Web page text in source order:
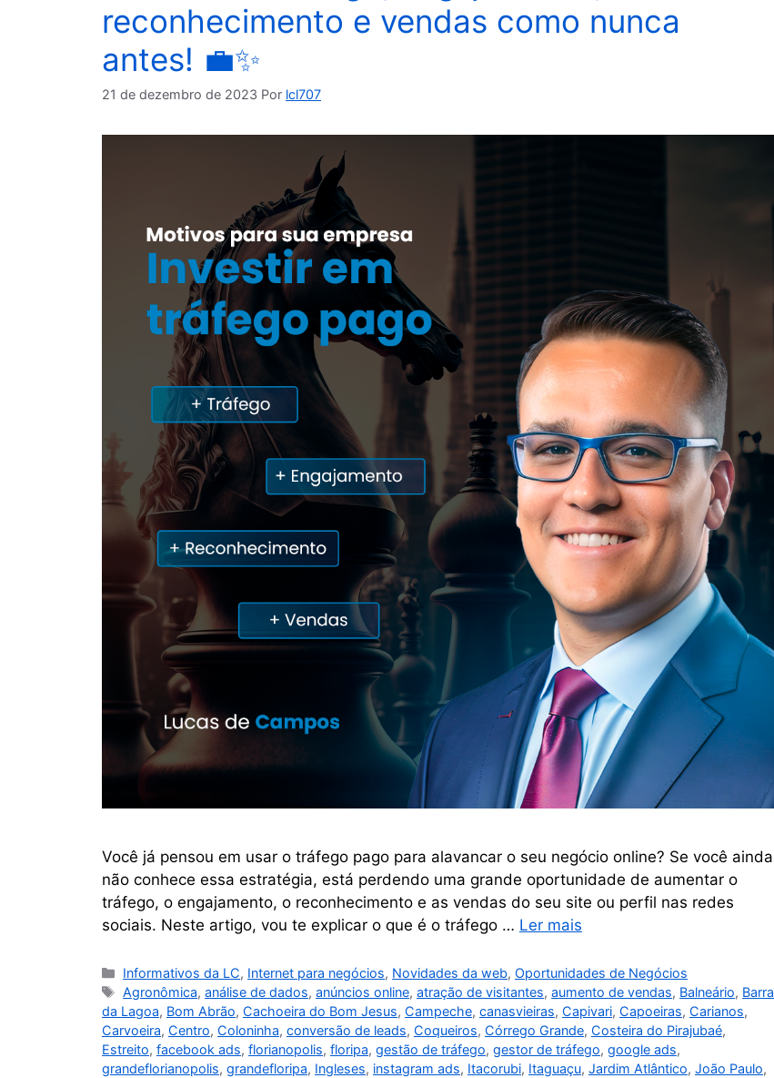
reconhecimento e vendas como nunca
antes! 💼✨
21 de dezembro de 2023 Por lcl707
Você já pensou em usar o tráfego pago para alavancar o seu negócio online? Se você ainda
não conhece essa estratégia, está perdendo uma grande oportunidade de aumentar o
tráfego, o engajamento, o reconhecimento e as vendas do seu site ou perfil nas redes
sociais. Neste artigo, vou te explicar o que é o tráfego … Ler mais
Informativos da LC, Internet para negócios, Novidades da web, Oportunidades de Negócios
Agronômica,análise de dados,anúncios online,atração de visitantes,aumento de vendas, Balneário, Barra
da Lagoa, Bom Abrão, Cachoeira do Bom Jesus, Campeche, canasvieiras, Capivari, Capoeiras, Carianos,
Carvoeira, Centro, Coloninha, conversão de leads, Coqueiros, Córrego Grande, Costeira do Pirajubaé,
Estreito, facebook ads, florianopolis, floripa, gestão de tráfego, gestor de tráfego, google ads,
grandeflorianopolis, grandefloripa, Ingleses, instagram ads, Itacorubi, Itaguaçu, Jardim Atlântico, João Paulo,